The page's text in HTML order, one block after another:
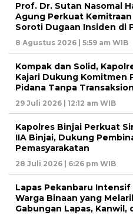
Prof. Dr. Sutan Nasomal
Agung Perkuat
Soroti Dugaan Insiden di
8 Agustus 2026 | 5:59 am WIB
Kompak dan Solid,
Kajari Dukung Komitmen
Pidana Tanpa
29 Juli 2026 | 12:12 am WIB
Kapolres Binjai Perkuat
IIA Binjai, Dukung
Pemasyarakatan
28 Juli 2026 | 6:26 pm WIB
Lapas Pekanbaru
Warga Binaan yang
Gabungan Lapas, Kanwil,